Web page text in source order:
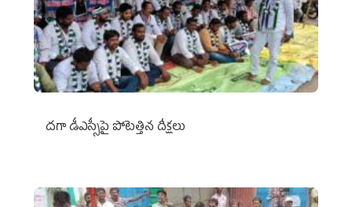
దగా డీఎస్సీపై పోటెత్తిన దీక్షలు